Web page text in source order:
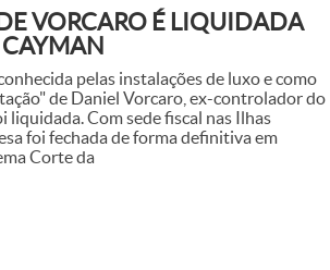
VORCARO É LIQUIDADA
pelas instalações de luxo e como
de Daniel Vorcaro, ex-controlador do
liquidada. Com sede fiscal nas Ilhas
foi fechada de forma definitiva em
Corte da